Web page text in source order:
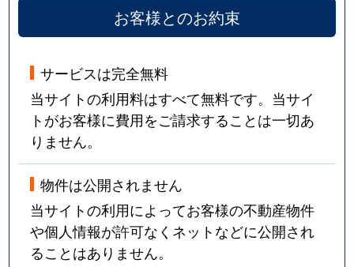
お客様とのお約束
サービスは完全無料
当サイトの利用料はすべて無料です。当サイ
トがお客様に費用をご請求することは一切あ
りません。
物件は公開されません
当サイトの利用によってお客様の不動産物件
や個人情報が許可なくネットなどに公開され
ることはありません。